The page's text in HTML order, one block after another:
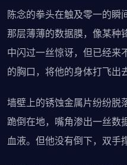
陈念的拳头在触及零一的瞬
那层薄薄的数据膜，像某种
中闪过一丝惊讶，但已经
的胸口，将他的身体打飞出
墙壁上的锈蚀金属片纷纷脱
跪倒在地，嘴角渗出一丝
血液。但他没有倒下，双手